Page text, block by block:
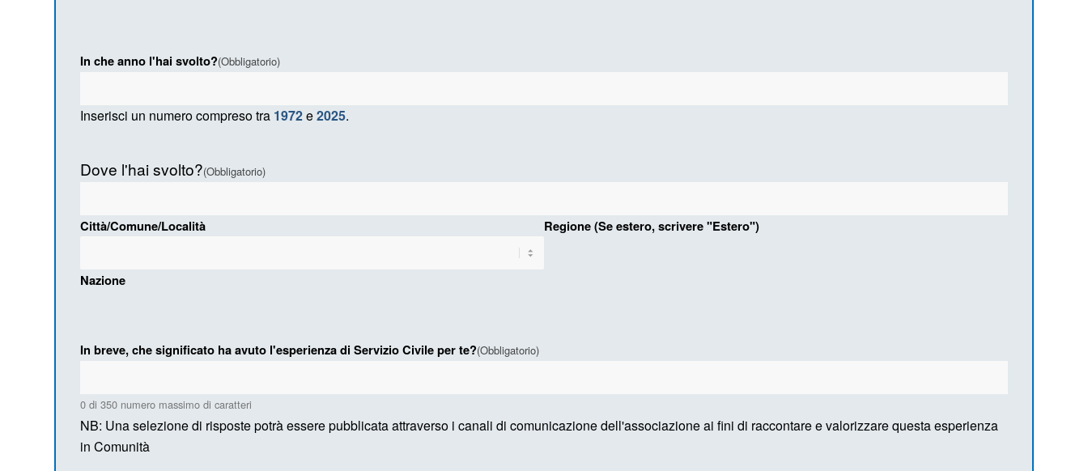
In che anno l'hai svolto?(Obbligatorio)
Inserisci un numero compreso tra 1972e2025.
Dove l'hai svolto?(Obbligatorio)
Città/Comune/Località Regione (Se estero, scrivere "Estero")
Nazione
In breve, che significato ha avuto l'esperienza di Servizio Civile per te?(Obbligatorio)
0 di 350 numero massimo di caratteri
NB: Una selezione di risposte potrà essere pubblicata attraverso i canali di comunicazione dell'associazione ai fini di raccontare e valorizzare questa esperienza
in Comunità